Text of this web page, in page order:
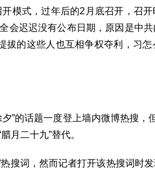
模式，过年后的2月底召开，召
会迟迟没有公布日期，原因是中
拔的这些人也互相争权夺利，习
”的话题一度登上墙内微博热搜，
月二十九”替代。
搜词，然而记者打开该热搜词时